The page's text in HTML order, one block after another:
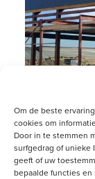
Om de beste
cookies om
Door in te stemmen
surfgedrag of unieke
geeft of uw
bepaalde functies